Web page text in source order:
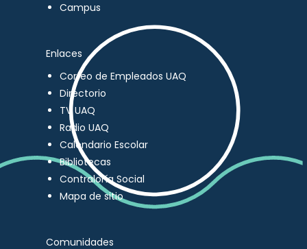
Campus
Enlaces
Correo de Empleados UAQ
Directorio
TV UAQ
Radio UAQ
Calendario Escolar
Bibliotecas
Contraloría Social
Mapa de sitio
Comunidades